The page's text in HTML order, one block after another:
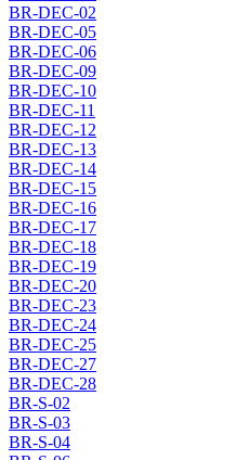
BR-DEC-02
BR-DEC-05
BR-DEC-06
BR-DEC-09
BR-DEC-10
BR-DEC-11
BR-DEC-12
BR-DEC-13
BR-DEC-14
BR-DEC-15
BR-DEC-16
BR-DEC-17
BR-DEC-18
BR-DEC-19
BR-DEC-20
BR-DEC-23
BR-DEC-24
BR-DEC-25
BR-DEC-27
BR-DEC-28
BR-S-02
BR-S-03
BR-S-04